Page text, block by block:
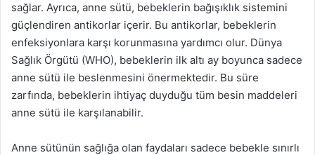
sağlar. Ayrıca, anne sütü, bebeklerin bağışıklık sistemini
güçlendiren antikorlar içerir. Bu antikorlar, bebeklerin
enfeksiyonlara karşı korunmasına yardımcı olur. Dünya
Sağlık Örgütü (WHO), bebeklerin ilk altı ay boyunca sadece
anne sütü ile beslenmesini önermektedir. Bu süre
zarfında, bebeklerin ihtiyaç duyduğu tüm besin maddeleri
anne sütü ile karşılanabilir.
Anne sütünün sağlığa olan faydaları sadece bebekle sınırlı